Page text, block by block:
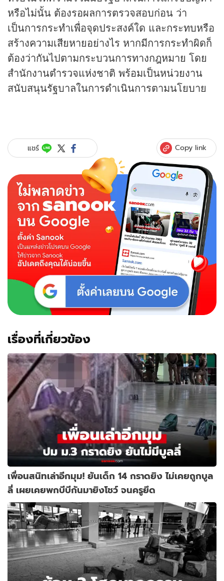
หรือไม่นั้น ต้องรอผลการตรวจสอบก่อน ว่า
เป็นการกระทำเพื่อจุดประสงค์ใด และกระทบหรือ
สร้างความเสียหายอย่างไร หากมีการกระทำผิดก็
ต้องว่ากันไปตามกระบวนการทางกฎหมาย โดย
สำนักงานตำรวจแห่งชาติ พร้อมเป็นหน่วยงาน
สนับสนุนรัฐบาลในการดำเนินการตามนโยบาย
แชร์ Copy link
เรื่องที่เกี่ยวข้อง
เพื่อนสนิทเล่าอีกมุม! ยันเด็ก 14 กราดยิง ไม่เคยถูกบูล
ลี่ เผยเคยพกบีบีกันมายิงโชว์ จนครูยึด